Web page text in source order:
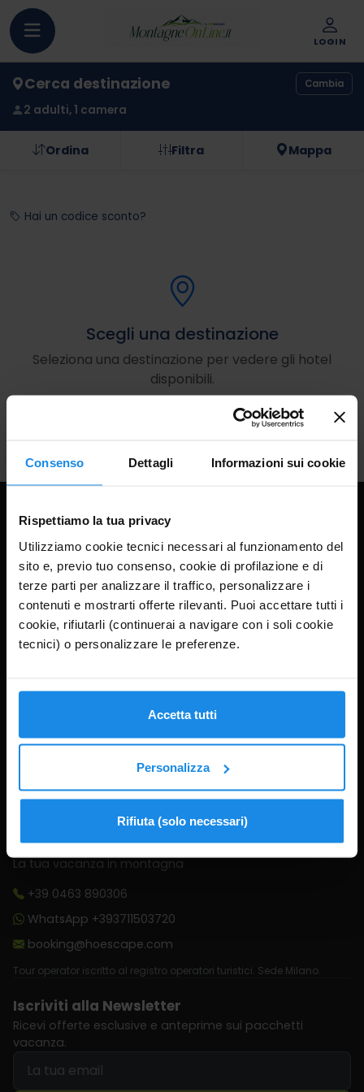
Consenso Dettagli Informazioni sui cookie
Rispettiamo la tua privacy
Utilizziamo cookie tecnici necessari al funzionamento del
sito e, previo tuo consenso, cookie di profilazione e di
terze parti per analizzare il traffico, personalizzare i
contenuti e mostrarti offerte rilevanti. Puoi accettare tutti i
cookie, rifiutarli (continuerai a navigare con i soli cookie
tecnici) o personalizzare le preferenze.
Accetta tutti
Personalizza
Rifiuta (solo necessari)
LOGIN
Cerca destinazione Cambia
2 adulti, 1 camera
Ordina Filtra Mappa
Hai un codice sconto?
Scegli una destinazione
Seleziona una destinazione per vedere gli hotel
disponibili.
La tua vacanza in montagna
+39 0463 890306
WhatsApp +393711503720
booking@hoescape.com
Tour operator iscritto al registro operatori turistici. Sede Milano.
Montagne Online
I nostri hotel
Offerte
Contatti
FAQ
Privacy
Termini
Contatti
Gestisci consenso cookie
Iscriviti alla Newsletter
Ricevi offerte esclusive e anteprime sui pacchetti
vacanza.